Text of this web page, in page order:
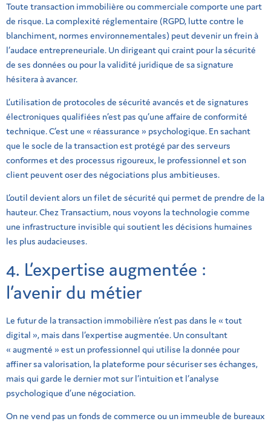
Toute transaction immobilière ou commerciale comporte une part
de risque. La complexité réglementaire (RGPD, lutte contre le
blanchiment, normes environnementales) peut devenir un frein à
l’audace entrepreneuriale. Un dirigeant qui craint pour la sécurité
de ses données ou pour la validité juridique de sa signature
hésitera à avancer.
L’utilisation de protocoles de sécurité avancés et de signatures
électroniques qualifiées n’est pas qu’une affaire de conformité
technique. C’est une « réassurance » psychologique. En sachant
que le socle de la transaction est protégé par des serveurs
conformes et des processus rigoureux, le professionnel et son
client peuvent oser des négociations plus ambitieuses.
L’outil devient alors un filet de sécurité qui permet de prendre de la
hauteur. Chez Transactium, nous voyons la technologie comme
une infrastructure invisible qui soutient les décisions humaines
les plus audacieuses.
4. L’expertise augmentée :
l’avenir du métier
Le futur de la transaction immobilière n’est pas dans le « tout
digital », mais dans l’expertise augmentée. Un consultant
« augmenté » est un professionnel qui utilise la donnée pour
affiner sa valorisation, la plateforme pour sécuriser ses échanges,
mais qui garde le dernier mot sur l’intuition et l’analyse
psychologique d’une négociation.
On ne vend pas un fonds de commerce ou un immeuble de bureaux